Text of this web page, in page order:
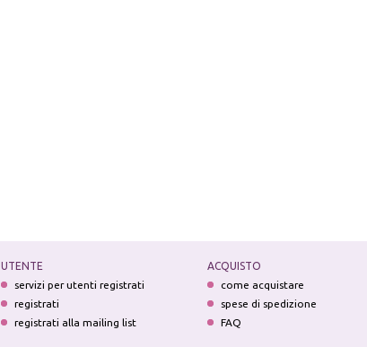
UTENTE
servizi per utenti registrati
registrati
registrati alla mailing list
ACQUISTO
come acquistare
spese di spedizione
FAQ